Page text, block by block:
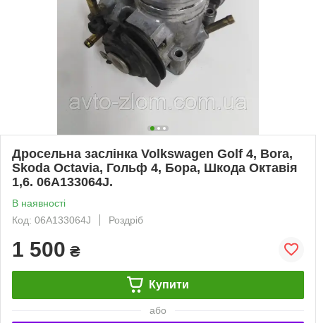
Дросельна заслінка Volkswagen Golf 4, Bora,
Skoda Octavia, Гольф 4, Бора, Шкода Октавія
1,6. 06A133064J.
В наявності
Код: 06A133064J
Роздріб
1 500 ₴
Купити
або